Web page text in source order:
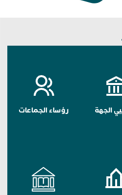
الجهة رؤساء الجماعات